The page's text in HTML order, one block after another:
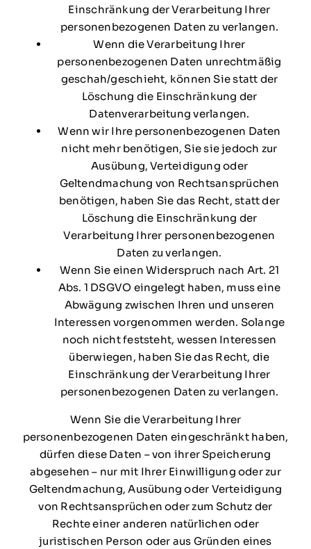
Einschränkung der Verarbeitung Ihrer
personenbezogenen Daten zu verlangen.
Wenn die Verarbeitung Ihrer
personenbezogenen Daten unrechtmäßig
geschah/geschieht, können Sie statt der
Löschung die Einschränkung der
Datenverarbeitung verlangen.
Wenn wir Ihre personenbezogenen Daten
nicht mehr benötigen, Sie sie jedoch zur
Ausübung, Verteidigung oder
Geltendmachung von Rechtsansprüchen
benötigen, haben Sie das Recht, statt der
Löschung die Einschränkung der
Verarbeitung Ihrer personenbezogenen
Daten zu verlangen.
Wenn Sie einen Widerspruch nach Art. 21
Abs. 1 DSGVO eingelegt haben, muss eine
Abwägung zwischen Ihren und unseren
Interessen vorgenommen werden. Solange
noch nicht feststeht, wessen Interessen
überwiegen, haben Sie das Recht, die
Einschränkung der Verarbeitung Ihrer
personenbezogenen Daten zu verlangen.
Wenn Sie die Verarbeitung Ihrer
personenbezogenen Daten eingeschränkt haben,
dürfen diese Daten – von ihrer Speicherung
abgesehen – nur mit Ihrer Einwilligung oder zur
Geltendmachung, Ausübung oder Verteidigung
von Rechtsansprüchen oder zum Schutz der
Rechte einer anderen natürlichen oder
juristischen Person oder aus Gründen eines